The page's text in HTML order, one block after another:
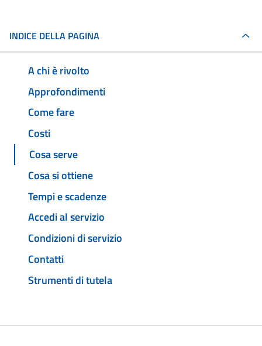
INDICE DELLA PAGINA
A chi è rivolto
Approfondimenti
Come fare
Costi
Cosa serve
Cosa si ottiene
Tempi e scadenze
Accedi al servizio
Condizioni di servizio
Contatti
Strumenti di tutela